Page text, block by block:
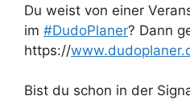
Du weist von einer
im #DudoPlaner? Dann
https://
Bist du schon in der